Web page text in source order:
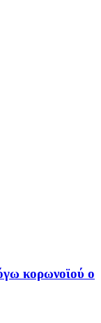
κορωνοϊού ο